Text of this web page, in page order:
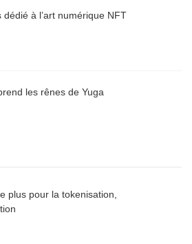
à l’art numérique NFT
les rênes de Yuga
plus pour la tokenisation,